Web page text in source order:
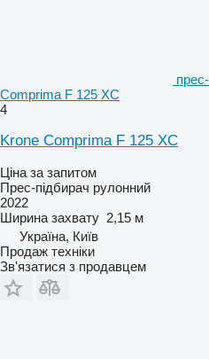
Comprima F 125 XC
4
Krone Comprima F 125 XC
Ціна за запитом
Прес-підбирач рулонний
2022
Ширина захвату 2,15 м
Україна, Київ
Продаж техніки
Зв'язатися з продавцем